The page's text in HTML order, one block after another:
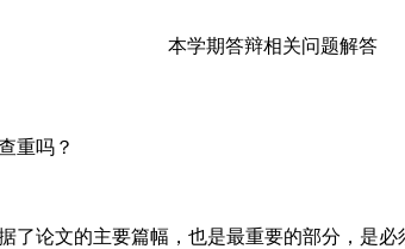
重吗？
了论文的主要篇幅，也是最重要的部分，是